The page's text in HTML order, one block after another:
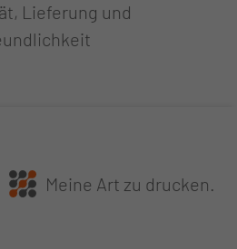
Lieferung und
Meine Art zu drucken.